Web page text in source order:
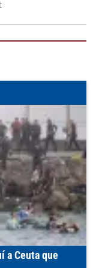
a Ceuta que